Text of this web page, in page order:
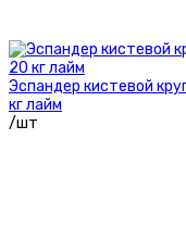
Эспандер кистевой
кг лайм
/шт